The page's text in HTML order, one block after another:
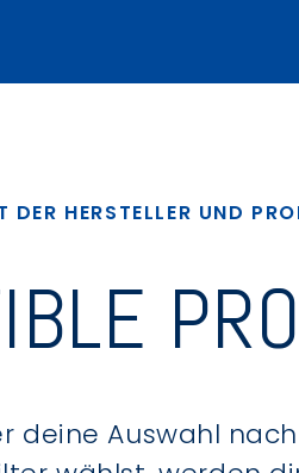
DER HERSTELLER UND
deine Auswahl